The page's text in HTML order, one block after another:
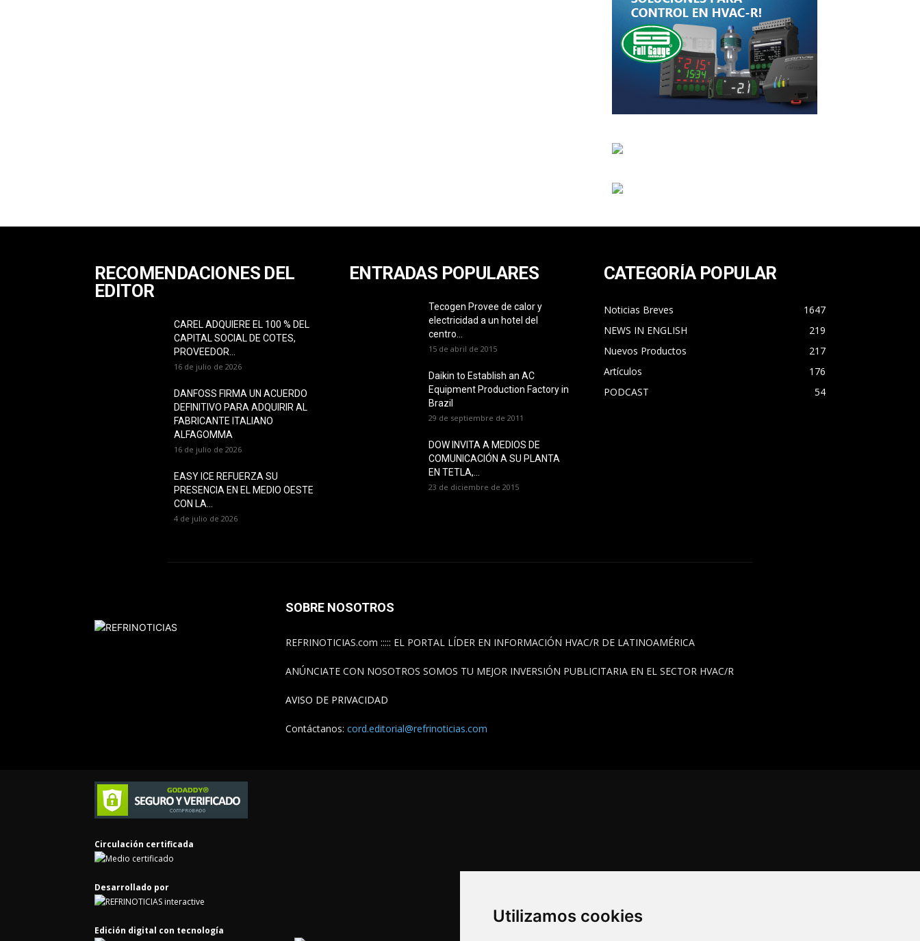
Utilizamos cookies
RECOMENDACIONES DEL
EDITOR
CAREL ADQUIERE EL 100 % DEL
CAPITAL SOCIAL DE COTES,
PROVEEDOR...
16 de julio de 2026
DANFOSS FIRMA UN ACUERDO
DEFINITIVO PARA ADQUIRIR AL
FABRICANTE ITALIANO
ALFAGOMMA
16 de julio de 2026
EASY ICE REFUERZA SU
PRESENCIA EN EL MEDIO OESTE
CON LA...
4 de julio de 2026
ENTRADAS POPULARES
Tecogen Provee de calor y
electricidad a un hotel del
centro...
15 de abril de 2015
Daikin to Establish an AC
Equipment Production Factory in
Brazil
29 de septiembre de 2011
DOW INVITA A MEDIOS DE
COMUNICACIÓN A SU PLANTA
EN TETLA,...
23 de diciembre de 2015
CATEGORÍA POPULAR
Noticias Breves
1647
NEWS IN ENGLISH
219
Nuevos Productos
217
Artículos
176
PODCAST
54
SOBRE NOSOTROS
REFRINOTICIAS.com ::::: EL PORTAL LÍDER EN INFORMACIÓN HVAC/R DE LATINOAMÉRICA
ANÚNCIATE CON NOSOTROS SOMOS TU MEJOR INVERSIÓN PUBLICITARIA EN EL SECTOR HVAC/R
AVISO DE PRIVACIDAD
Contáctanos: cord.editorial@refrinoticias.com
Circulación certificada
Desarrollado por
Edición digital con tecnología